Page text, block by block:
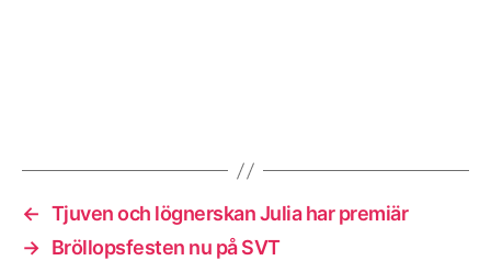
← Tjuven och lögnerskan Julia har premiär
→ Bröllopsfesten nu på SVT